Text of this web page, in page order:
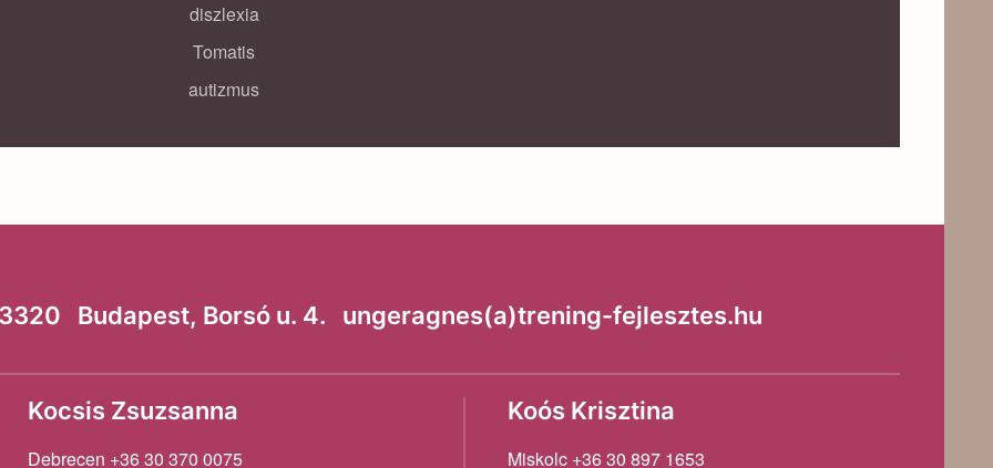
diszlexia
Tomatis
autizmus
Budapest, Borsó u. 4. ungeragnes(a)trening-fejlesztes.hu
Kocsis Zsuzsanna
Debrecen +36 30 370 0075
Koós Krisztina
Miskolc +36 30 897 1653